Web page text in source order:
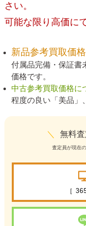
さい。
可能な限り高価に
新品参考買取価
付属品完備・保証書
価格です。
中古参考買取価格に
程度の良い「美品」
＼ 無料
査定員が現在
［